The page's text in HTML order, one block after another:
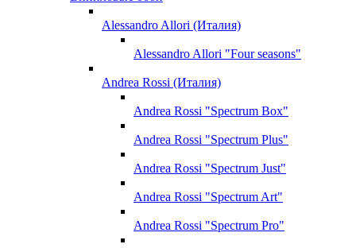
Alessandro Allori (Италия)
Alessandro Allori "Four seasons"
Andrea Rossi (Италия)
Andrea Rossi "Spectrum Box"
Andrea Rossi "Spectrum Plus"
Andrea Rossi "Spectrum Just"
Andrea Rossi "Spectrum Art"
Andrea Rossi "Spectrum Pro"